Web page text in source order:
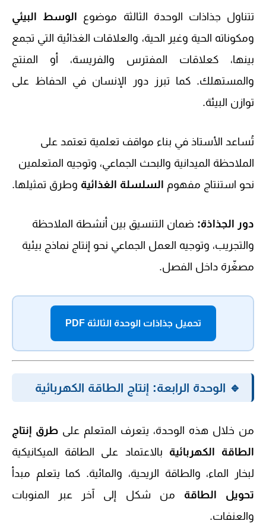
تتناول جذاذات الوحدة الثالثة موضوع الوسط البيئي
ومكوناته الحية وغير الحية، والعلاقات الغذائية التي تجمع
بينها، كعلاقات المفترس والفريسة، أو المنتج
والمستهلك. كما تبرز دور الإنسان في الحفاظ على
توازن البيئة.
تُساعد الأستاذ في بناء مواقف تعلمية تعتمد على
الملاحظة الميدانية والبحث الجماعي، وتوجيه المتعلمين
نحو استنتاج مفهوم السلسلة الغذائية وطرق تمثيلها.
دور الجذاذة: ضمان التنسيق بين أنشطة الملاحظة
والتجريب، وتوجيه العمل الجماعي نحو إنتاج نماذج بيئية
مصغّرة داخل الفصل.
تحميل جذاذات الوحدة الثالثة PDF
🔹 الوحدة الرابعة: إنتاج الطاقة الكهربائية
من خلال هذه الوحدة، يتعرف المتعلم على طرق إنتاج
الطاقة الكهربائية بالاعتماد على الطاقة الميكانيكية
لبخار الماء، والطاقة الريحية، والمائية. كما يتعلم مبدأ
تحويل الطاقة من شكل إلى آخر عبر المنوبات
والعنفات.